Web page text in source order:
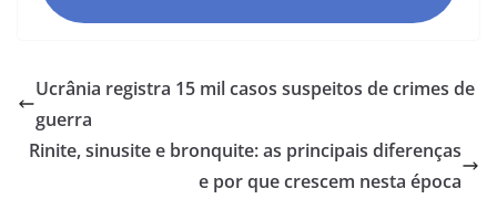
Ucrânia registra 15 mil casos suspeitos de crimes de
guerra
Rinite, sinusite e bronquite: as principais diferenças
e por que crescem nesta época